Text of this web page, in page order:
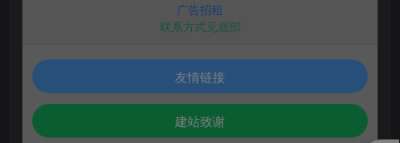
广告招租
联系方式见底部
友情链接
建站致谢